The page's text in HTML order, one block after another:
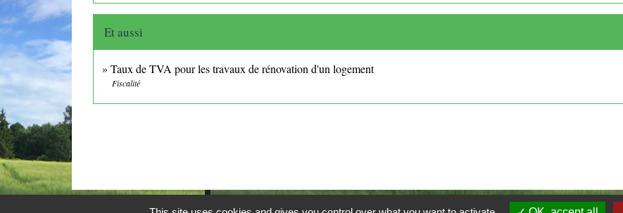
Et aussi
Taux de TVA pour les travaux de rénovation d'un logement
Fiscalité